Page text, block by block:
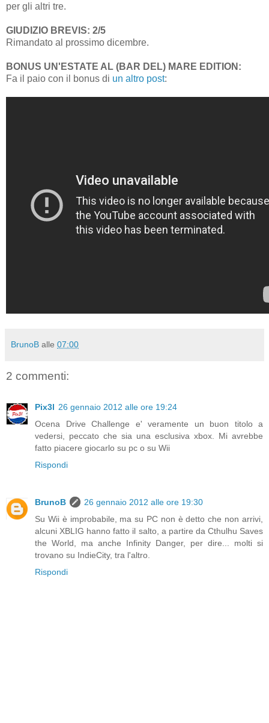
per gli altri tre.
GIUDIZIO BREVIS: 2/5
Rimandato al prossimo dicembre.
BONUS UN'ESTATE AL (BAR DEL) MARE EDITION:
Fa il paio con il bonus di un altro post:
BrunoB alle 07:00
2 commenti:
Pix3l 26 gennaio 2012 alle ore 19:24
Ocena Drive Challenge e' veramente un buon titolo a
vedersi, peccato che sia una esclusiva xbox. Mi avrebbe
fatto piacere giocarlo su pc o su Wii
Rispondi
BrunoB
26 gennaio 2012 alle ore 19:30
Su Wii è improbabile, ma su PC non è detto che non arrivi,
alcuni XBLIG hanno fatto il salto, a partire da Cthulhu Saves
the World, ma anche Infinity Danger, per dire... molti si
trovano su IndieCity, tra l'altro.
Rispondi